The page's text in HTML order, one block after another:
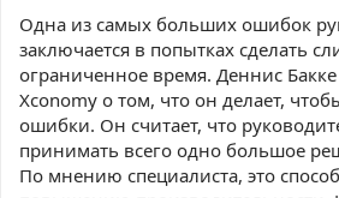
Одна из самых больших ошибок
заключается в попытках сделать
ограниченное время. Деннис Бакке
Xconomy о том, что он делает,
ошибки. Он считает, что
принимать всего одно большое
По мнению специалиста, это